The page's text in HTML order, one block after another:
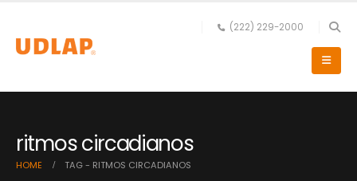
(222) 229-2000
ritmos circadianos
HOME TAG - RITMOS CIRCADIANOS